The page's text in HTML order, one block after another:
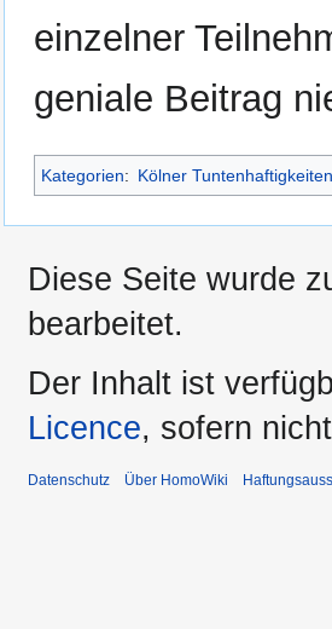
einzelner
geniale Beitrag
Kategorien: Kölner
Diese Seite wurde
bearbeitet.
Der Inhalt ist
Licence, sofern
Datenschutz Über HomoWiki